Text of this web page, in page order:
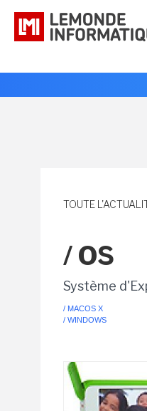
TOUTE
/ OS
Système
/ MACOS X
/ WINDOWS